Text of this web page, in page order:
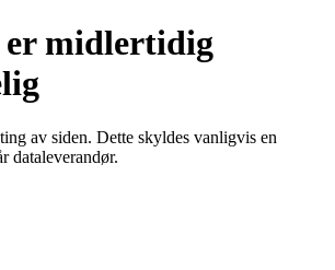
er midlertidig
av siden. Dette skyldes vanligvis en
dataleverandør.